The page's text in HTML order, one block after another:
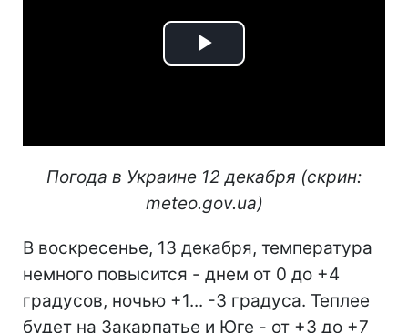
Play
Погода в Украине 12 декабря (скрин:
meteo.gov.ua)
В воскресенье, 13 декабря, температура
немного повысится - днем от 0 до +4
градусов, ночью +1... -3 градуса. Теплее
будет на Закарпатье и Юге - от +3 до +7